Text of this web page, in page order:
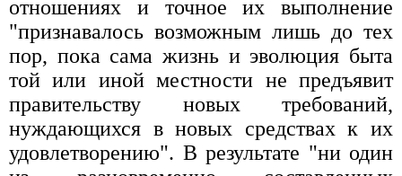
отношениях и точное их выполнение
"признавалось возможным лишь до тех
пор, пока сама жизнь и эволюция быта
той или иной местности не предъявит
правительству новых требований,
нуждающихся в новых средствах к их
удовлетворению". В результате "ни один